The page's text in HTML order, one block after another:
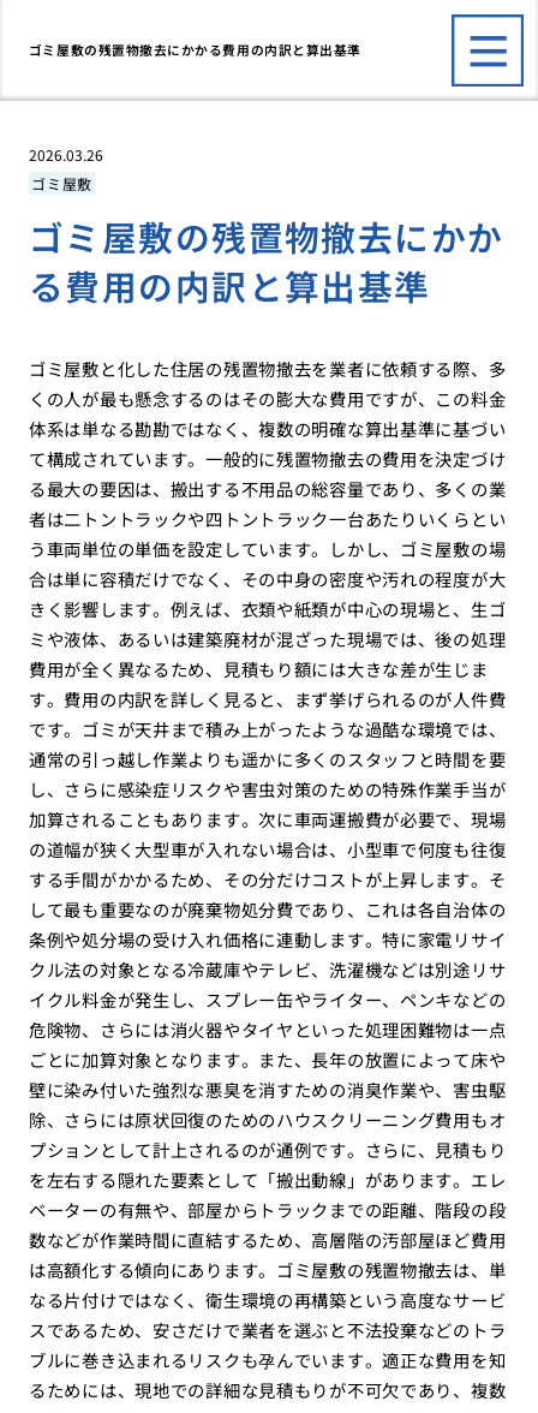
ゴミ屋敷の残置物撤去にかかる費用の内訳と算出基準
2026.03.26
ゴミ屋敷
ゴミ屋敷の残置物撤去にかか
る費用の内訳と算出基準
ゴミ屋敷と化した住居の残置物撤去を業者に依頼する際、多
くの人が最も懸念するのはその膨大な費用ですが、この料金
体系は単なる勘勘ではなく、複数の明確な算出基準に基づい
て構成されています。一般的に残置物撤去の費用を決定づけ
る最大の要因は、搬出する不用品の総容量であり、多くの業
者は二トントラックや四トントラック一台あたりいくらとい
う車両単位の単価を設定しています。しかし、ゴミ屋敷の場
合は単に容積だけでなく、その中身の密度や汚れの程度が大
きく影響します。例えば、衣類や紙類が中心の現場と、生ゴ
ミや液体、あるいは建築廃材が混ざった現場では、後の処理
費用が全く異なるため、見積もり額には大きな差が生じま
す。費用の内訳を詳しく見ると、まず挙げられるのが人件費
です。ゴミが天井まで積み上がったような過酷な環境では、
通常の引っ越し作業よりも遥かに多くのスタッフと時間を要
し、さらに感染症リスクや害虫対策のための特殊作業手当が
加算されることもあります。次に車両運搬費が必要で、現場
の道幅が狭く大型車が入れない場合は、小型車で何度も往復
する手間がかかるため、その分だけコストが上昇します。そ
して最も重要なのが廃棄物処分費であり、これは各自治体の
条例や処分場の受け入れ価格に連動します。特に家電リサイ
クル法の対象となる冷蔵庫やテレビ、洗濯機などは別途リサ
イクル料金が発生し、スプレー缶やライター、ペンキなどの
危険物、さらには消火器やタイヤといった処理困難物は一点
ごとに加算対象となります。また、長年の放置によって床や
壁に染み付いた強烈な悪臭を消すための消臭作業や、害虫駆
除、さらには原状回復のためのハウスクリーニング費用もオ
プションとして計上されるのが通例です。さらに、見積もり
を左右する隠れた要素として「搬出動線」があります。エレ
ベーターの有無や、部屋からトラックまでの距離、階段の段
数などが作業時間に直結するため、高層階の汚部屋ほど費用
は高額化する傾向にあります。ゴミ屋敷の残置物撤去は、単
なる片付けではなく、衛生環境の再構築という高度なサービ
スであるため、安さだけで業者を選ぶと不法投棄などのトラ
ブルに巻き込まれるリスクも孕んでいます。適正な費用を知
るためには、現地での詳細な見積もりが不可欠であり、複数